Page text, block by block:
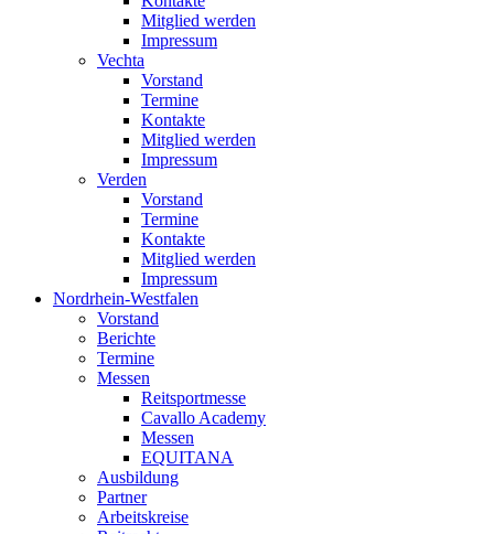
Mitglied werden
Impressum
Vechta
Vorstand
Termine
Kontakte
Mitglied werden
Impressum
Verden
Vorstand
Termine
Kontakte
Mitglied werden
Impressum
Nordrhein-Westfalen
Vorstand
Berichte
Termine
Messen
Reitsportmesse
Cavallo Academy
Messen
EQUITANA
Ausbildung
Partner
Arbeitskreise